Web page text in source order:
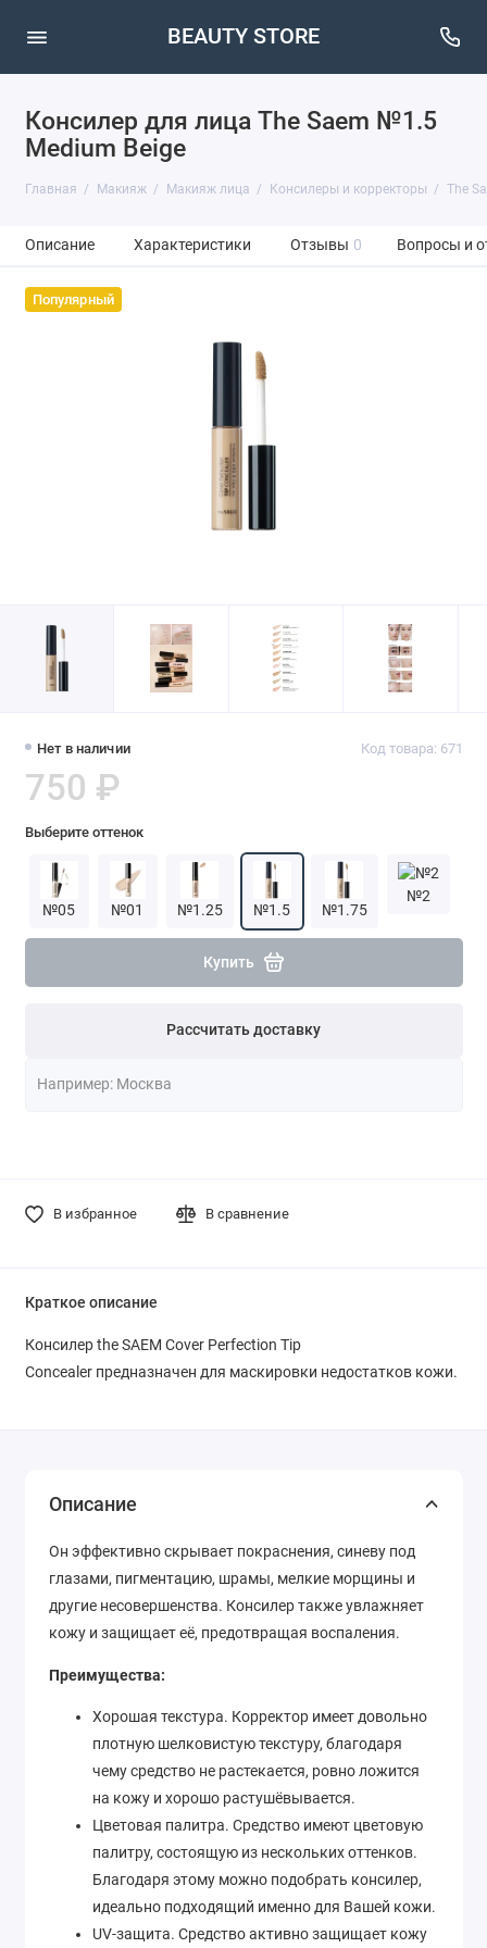
BEAUTY STORE
Консилер для лица The Saem №1.5
Medium Beige
Главная Макияж Макияж лица Консилеры и корректоры The
Описание Характеристики Отзывы 0 Вопросы и
Популярный
Нет в наличии Код товара: 671
750 ₽
Выберите оттенок
№05 №01 №1.25 №1.5 №1.75
№2
Купить
Рассчитать доставку
В избранное В сравнение
Краткое описание
Консилер the SAEM Cover Perfection Tip
Concealer предназначен для маскировки недостатков кожи.
Описание
Он эффективно скрывает покраснения, синеву под
глазами, пигментацию, шрамы, мелкие морщины и
другие несовершенства. Консилер также увлажняет
кожу и защищает её, предотвращая воспаления.
Преимущества:
Хорошая текстура. Корректор имеет довольно
плотную шелковистую текстуру, благодаря
чему средство не растекается, ровно ложится
на кожу и хорошо растушёвывается.
Цветовая палитра. Средство имеют цветовую
палитру, состоящую из нескольких оттенков.
Благодаря этому можно подобрать консилер,
идеально подходящий именно для Вашей кожи.
UV-защита. Средство активно защищает кожу